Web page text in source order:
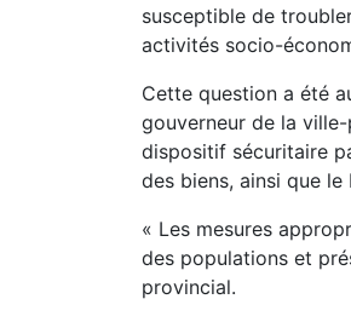
susceptible de
activités socio-
Cette question a été
gouverneur de la ville-
dispositif sécuritaire
des biens, ainsi que
« Les mesures
des populations et
provincial.